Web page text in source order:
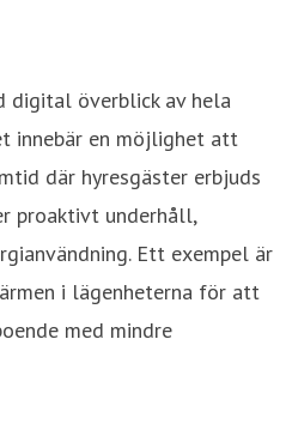
digital överblick av hela
innebär en möjlighet att
där hyresgäster erbjuds
proaktivt underhåll,
Ett exempel är
i lägenheterna för att
med mindre